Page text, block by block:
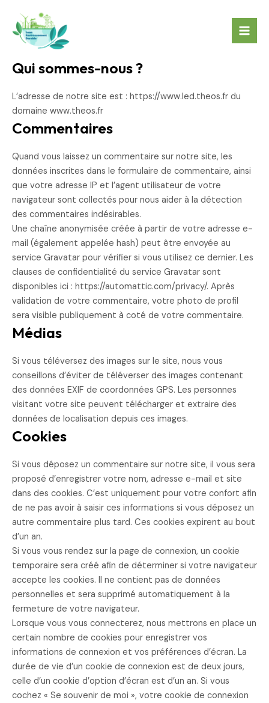
contenu
Qui sommes-nous ?
L’adresse de notre site est : https://www.led.theos.fr du
domaine www.theos.fr
Commentaires
Quand vous laissez un commentaire sur notre site, les
données inscrites dans le formulaire de commentaire, ainsi
que votre adresse IP et l’agent utilisateur de votre
navigateur sont collectés pour nous aider à la détection
des commentaires indésirables.
Une chaîne anonymisée créée à partir de votre adresse e-
mail (également appelée hash) peut être envoyée au
service Gravatar pour vérifier si vous utilisez ce dernier. Les
clauses de confidentialité du service Gravatar sont
disponibles ici : https://automattic.com/privacy/. Après
validation de votre commentaire, votre photo de profil
sera visible publiquement à coté de votre commentaire.
Médias
Si vous téléversez des images sur le site, nous vous
conseillons d’éviter de téléverser des images contenant
des données EXIF de coordonnées GPS. Les personnes
visitant votre site peuvent télécharger et extraire des
données de localisation depuis ces images.
Cookies
Si vous déposez un commentaire sur notre site, il vous sera
proposé d’enregistrer votre nom, adresse e-mail et site
dans des cookies. C’est uniquement pour votre confort afin
de ne pas avoir à saisir ces informations si vous déposez un
autre commentaire plus tard. Ces cookies expirent au bout
d’un an.
Si vous vous rendez sur la page de connexion, un cookie
temporaire sera créé afin de déterminer si votre navigateur
accepte les cookies. Il ne contient pas de données
personnelles et sera supprimé automatiquement à la
fermeture de votre navigateur.
Lorsque vous vous connecterez, nous mettrons en place un
certain nombre de cookies pour enregistrer vos
informations de connexion et vos préférences d’écran. La
durée de vie d’un cookie de connexion est de deux jours,
celle d’un cookie d’option d’écran est d’un an. Si vous
cochez « Se souvenir de moi », votre cookie de connexion